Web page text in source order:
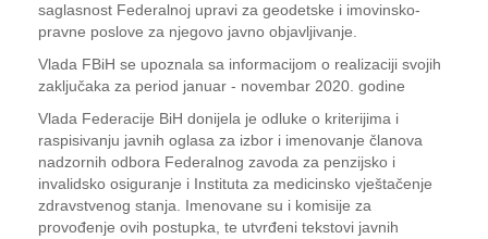
saglasnost Federalnoj upravi za geodetske i imovinsko-
pravne poslove za njegovo javno objavljivanje.
Vlada FBiH se upoznala sa informacijom o realizaciji svojih
zaključaka za period januar - novembar 2020. godine
Vlada Federacije BiH donijela je odluke o kriterijima i
raspisivanju javnih oglasa za izbor i imenovanje članova
nadzornih odbora Federalnog zavoda za penzijsko i
invalidsko osiguranje i Instituta za medicinsko vještačenje
zdravstvenog stanja. Imenovane su i komisije za
provođenje ovih postupka, te utvrđeni tekstovi javnih